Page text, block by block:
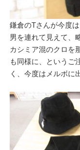
鎌倉のTさんが今度
男を連れて見えて、
カシミア混のクロを
も同様に、というご
く、今度はメルボに